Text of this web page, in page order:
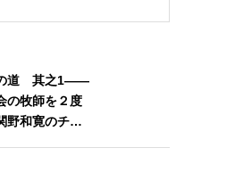
の道 其之1――
の牧師を２度
和寛のチャ